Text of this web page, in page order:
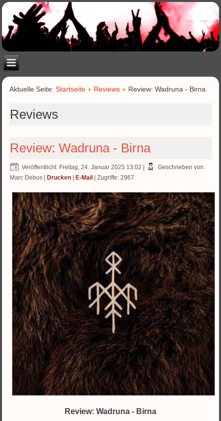
Aktuelle Seite:Startseite Reviews Review: Wadruna - Birna
Reviews
Review: Wadruna - Birna
Veröffentlicht: Freitag, 24. Januar 2025 13:02
Geschrieben von
Marc Debus
Drucken E-Mail | Zugriffe: 2967
Review: Wadruna - Birna